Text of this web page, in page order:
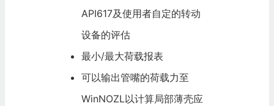
API617及使用者自定的转动
设备的评估
最小/最大荷载报表
可以输出管嘴的荷载力至
WinNOZL以计算局部薄壳应